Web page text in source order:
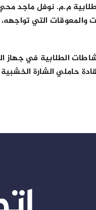
م.م. نوفل ماجد
والمعوقات التي
الطلابية في
حاملي الشارة